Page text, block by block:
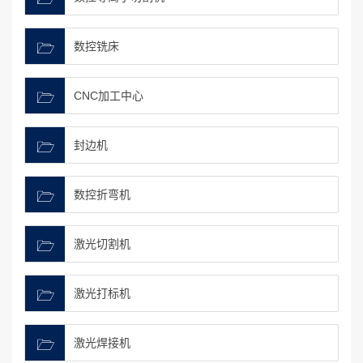
数控铣床
CNC加工中心
封边机
数控折弯机
激光切割机
激光打标机
激光焊接机